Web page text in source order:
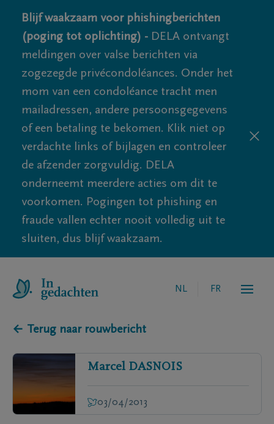
Blijf waakzaam voor phishingberichten
(poging tot oplichting) - DELA ontvangt
meldingen over valse berichten via
zogezegde privécondoléances. Onder het
mom van een condoléance tracht men
mailadressen, andere persoonsgegevens
of een betaling te bekomen. Klik niet op
verdachte links of bijlagen en controleer
de afzender zorgvuldig. DELA
onderneemt meerdere acties om dit te
voorkomen. Pogingen tot phishing en
fraude vallen echter nooit volledig uit te
sluiten, dus blijf waakzaam.
NL FR
← Terug naar rouwbericht
Marcel DASNOIS
03/04/2013